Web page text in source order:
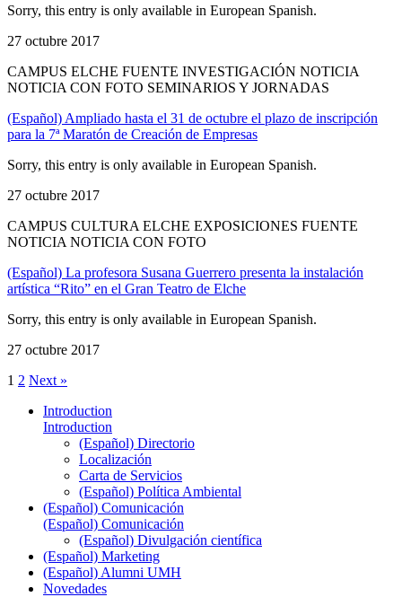
Sorry, this entry is only available in European Spanish.
27 octubre 2017
CAMPUS ELCHE FUENTE INVESTIGACIÓN NOTICIA
NOTICIA CON FOTO SEMINARIOS Y JORNADAS
(Español) Ampliado hasta el 31 de octubre el plazo de inscripción
para la 7ª Maratón de Creación de Empresas
Sorry, this entry is only available in European Spanish.
27 octubre 2017
CAMPUS CULTURA ELCHE EXPOSICIONES FUENTE
NOTICIA NOTICIA CON FOTO
(Español) La profesora Susana Guerrero presenta la instalación
artística “Rito” en el Gran Teatro de Elche
Sorry, this entry is only available in European Spanish.
27 octubre 2017
1 2 Next »
Introduction
Introduction
(Español) Directorio
Localización
Carta de Servicios
(Español) Política Ambiental
(Español) Comunicación
(Español) Comunicación
(Español) Divulgación científica
(Español) Marketing
(Español) Alumni UMH
Novedades